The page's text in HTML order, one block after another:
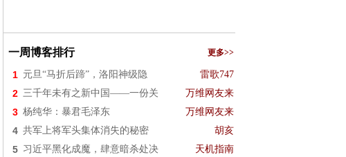
一周博客排行 更多>>
1 元旦“马折后蹄”，洛阳神级隐 雷歌747
2 三千年未有之新中国——一份关 万维网友来
3 杨纯华：暴君毛泽东 万维网友来
4 共军上将军头集体消失的秘密 胡亥
5 习近平黑化成魔，肆意暗杀处决 天机指南